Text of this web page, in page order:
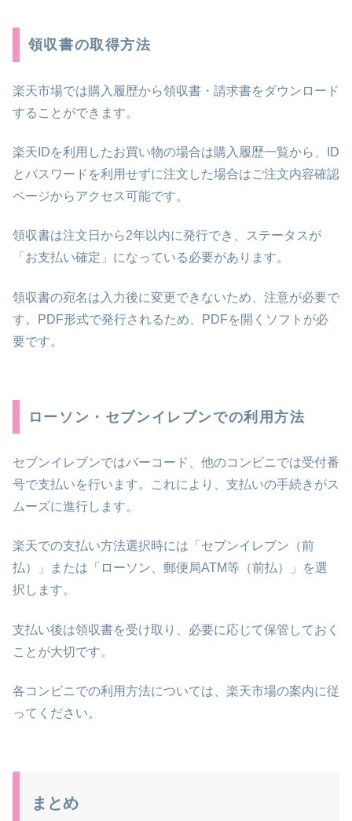
領収書の取得方法
楽天市場では購入履歴から領収書・請求書をダウンロード
することができます。
楽天IDを利用したお買い物の場合は購入履歴一覧から、ID
とパスワードを利用せずに注文した場合はご注文内容確認
ページからアクセス可能です。
領収書は注文日から2年以内に発行でき、ステータスが
「お支払い確定」になっている必要があります。
領収書の宛名は入力後に変更できないため、注意が必要で
す。PDF形式で発行されるため、PDFを開くソフトが必
要です。
ローソン・セブンイレブンでの利用方法
セブンイレブンではバーコード、他のコンビニでは受付番
号で支払いを行います。これにより、支払いの手続きがス
ムーズに進行します。
楽天での支払い方法選択時には「セブンイレブン（前
払）」または「ローソン、郵便局ATM等（前払）」を選
択します。
支払い後は領収書を受け取り、必要に応じて保管しておく
ことが大切です。
各コンビニでの利用方法については、楽天市場の案内に従
ってください。
まとめ